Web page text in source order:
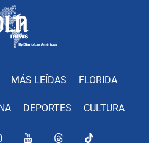
MÁS LEÍDAS FLORIDA
DEPORTES CULTURA